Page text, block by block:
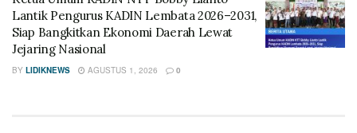
Lantik Pengurus KADIN Lembata 2026–2031,
Siap Bangkitkan Ekonomi Daerah Lewat
Jejaring Nasional
BY LIDIKNEWS AGUSTUS 1, 2026 0